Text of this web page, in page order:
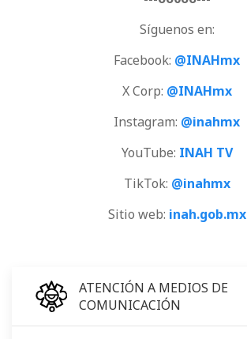
Síguenos en:
Facebook: @INAHmx
X Corp: @INAHmx
Instagram: @inahmx
YouTube: INAH TV
TikTok: @inahmx
Sitio web: inah.gob.mx
ATENCIÓN A MEDIOS DE
COMUNICACIÓN